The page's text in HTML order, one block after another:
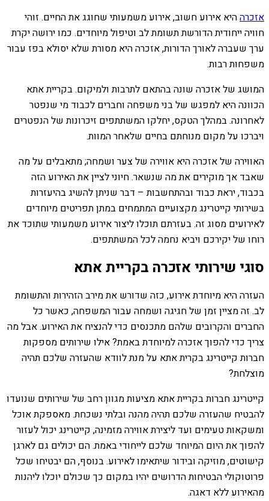
אזכרההיא אירוע חשוב, אירוע משמעותי שחוגג את החיים. זוהי
חוויה ייחודית הדורשת תשומת לב וטיפול מיוחדים. כמו ירושה יקרת
ערך שעברה לאורך הדורות, אזכרה היא מסורת שלא יסולא בפז עבור
משפחות רבות.
המושג של אזכרה שונה בהתאם לתרבות ולמיקום. בקריית אתא
הכוונה היא למפגש של בני משפחה וחברים לכבוד מי שנפטר
לאחרונה. במהלך הטקס, יחלקו המשתתפים זיכרונות של הנפטרים
ויברכו על מקום מנוחתם בחיים שלאחר המוות.
האווירה של אזכרה היא אווירה של צער ושמחה; מתאבלים על מה
שאבד אך מוקירים את מה שנשאר. חיוני לציין את האירוע הזה
בכבוד, יראת כבוד ובהתחשבות – דבר שניתן להשיג בהיעזרות
בשירותי קייטרינג מקצועיים המתמחים במתן תפריטים מיוחדים
לאירועים מסוג זה. בעזרתם תוכלו ליצור אירוע משמעותי שתוכד את
רוחו של יקירכם ויביא נחמה לכל המשתתפים.
סוגי שירותי אזכרה בקריית אתא
העזרה היא מיוחדת אירוע, כזה שדורש את מירב הזהירות והתשומת
לב. זה מציין זמן של חגיגה ושמחה עבור המשפחה, כאשר כל
החברים והקרובים שלהם מתכנסים כדי להנציח את האירוע. אבל מה
צריך כדי להפוך אזכרה למיוחדת באמת? אילו שירותים מספקות
חברות קייטרינג בקרית אתא על מנת לוודא שהעזרה שלכם תהיה
מוצלחת?
קייטרינג חברות בקריית אתא מציעות מגוון רחב של שירותים שנועדו
להבטיח שהעזרה שלכם תהיה מהנה ובלתי נשכחת. מאספקת אוכל
ומשקאות טעימים ועד ליצירת אווירה מזמינה, קייטרינג יכול לעזור
להפוך את היום המיוחד שלכם לייחודי באמת. הם יכולים גם לארגן
קישוטים, מוזיקה ובידור שיתאימו לאירוע. בנוסף, הם יבטיחו שכל
פרוטוקולי הבטיחות הדרושים יהיו במקום כך שכולם יוכלו ליהנות
מהאירוע ללא דאגה.